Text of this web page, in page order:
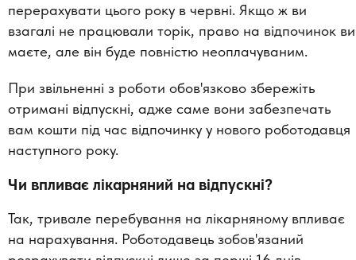
перерахувати цього року в червні. Якщо ж ви
взагалі не працювали торік, право на відпочинок ви
маєте, але він буде повністю неоплачуваним.
При звільненні з роботи обов'язково збережіть
отримані відпускні, адже саме вони забезпечать
вам кошти під час відпочинку у нового роботодавця
наступного року.
Чи впливає лікарняний на відпускні?
Так, тривале перебування на лікарняному впливає
на нарахування. Роботодавець зобов'язаний